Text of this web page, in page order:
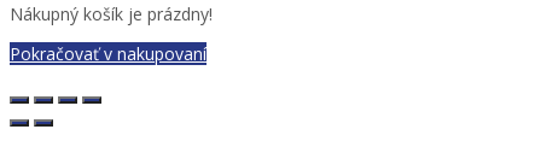
Nákupný košík je prázdny!
Pokračovať v nakupovaní